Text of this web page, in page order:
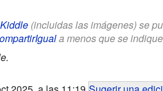
(incluidas las imágenes) se
a menos que se